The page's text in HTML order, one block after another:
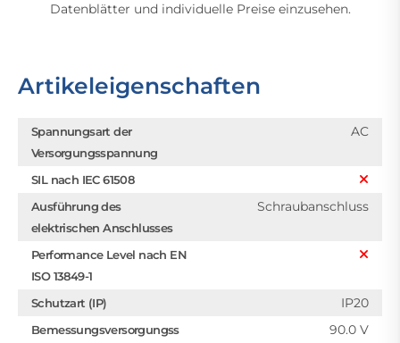
Datenblätter und individuelle Preise einzusehen.
Artikeleigenschaften
Spannungsart der
Versorgungsspannung
AC
SIL nach IEC 61508
Ausführung des
elektrischen Anschlusses
Schraubanschluss
Performance Level nach EN
ISO 13849-1
Schutzart (IP)
IP20
Bemessungsversorgungss
90.0 V